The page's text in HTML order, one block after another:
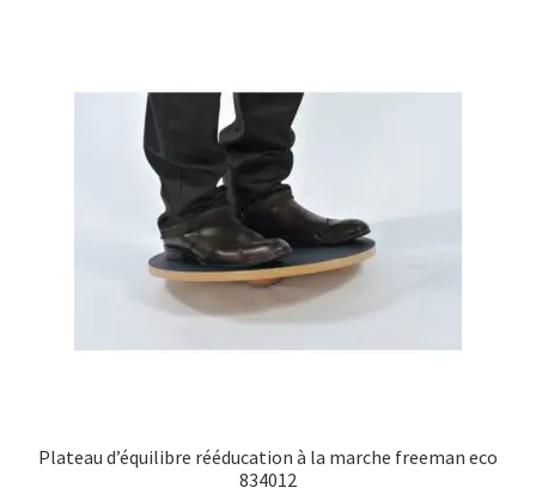
Plateau d’équilibre rééducation à la marche freeman eco
834012